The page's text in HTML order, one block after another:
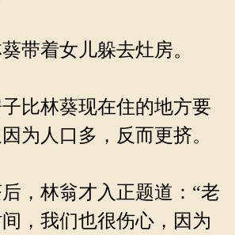
带着女儿躲去灶房。
比林葵现在住的地方要
为人口多，反而更挤。
，林翁才入正题道：“老
，我们也很伤心，因为